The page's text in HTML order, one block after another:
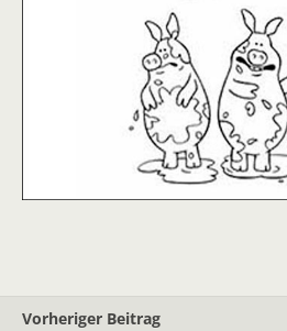
Vorheriger Beitrag